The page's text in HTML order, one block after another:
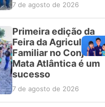
7 de agosto de 2026
Primeira edição da
Feira da Agricultura
Familiar no Conjunto
Mata Atlântica é um
sucesso
7 de agosto de 2026